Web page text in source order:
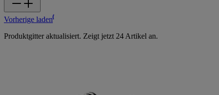
Vorherige laden
Produktgitter aktualisiert. Zeigt jetzt 24 Artikel an.